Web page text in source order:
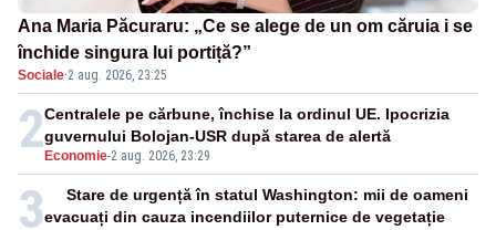
Ana Maria Păcuraru: „Ce se alege de un om căruia i se
închide singura lui portiță?”
Sociale·2 aug. 2026, 23:25
2 Economie-2 aug. 2026, 23:29
Centralele pe cărbune, închise la ordinul UE. Ipocrizia
guvernului Bolojan-USR după starea de alertă
3
Stare de urgență în statul Washington: mii de oameni
evacuați din cauza incendiilor puternice de vegetație